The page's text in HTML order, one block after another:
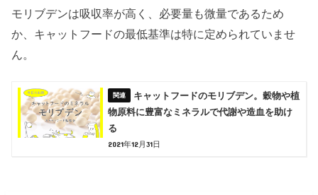
モリブデンは吸収率が高く、必要量も微量であるため
か、キャットフードの最低基準は特に定められていませ
ん。
キャットフードのモリブデン。穀物や植
物原料に豊富なミネラルで代謝や造血を助け
る
2021年12月31日